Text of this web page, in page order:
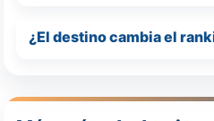
¿El destino cambia el